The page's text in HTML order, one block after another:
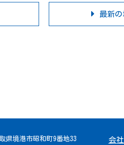
最新
県境港市昭和町9番地33
会